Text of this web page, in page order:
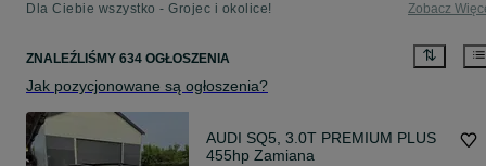
Dla Ciebie wszystko - Grojec i okolice! Zobacz
ZNALEŹLIŚMY 634 OGŁOSZENIA
Jak pozycjonowane są ogłoszenia?
AUDI SQ5, 3.0T PREMIUM PLUS
455hp Zamiana